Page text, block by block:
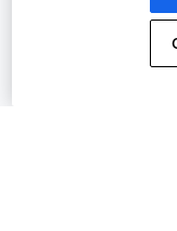
新しいタブ
個人情報保護方針